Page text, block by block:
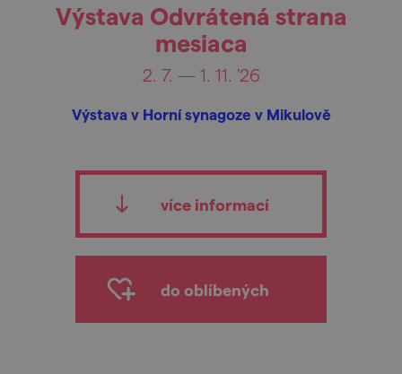
Výstava Odvrátená strana
mesiaca
2. 7. — 1. 11. '26
Výstava v Horní synagoze v Mikulově
více informací
do oblíbených